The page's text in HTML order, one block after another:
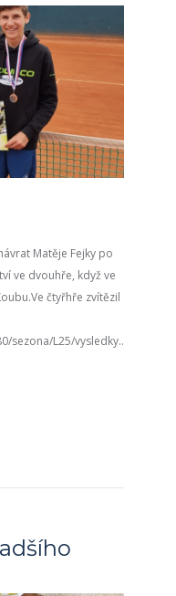
Matěje Fejky po
ve dvouhře, když ve
čtyřhře zvítězil
sezona/L25/vysledky..